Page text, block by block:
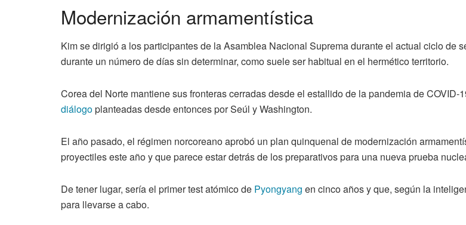
Modernización armamentística
Kim se dirigió a los participantes de la Asamblea Nacional Suprema durante el actual ciclo de
durante un número de días sin determinar, como suele ser habitual en el hermético territorio.
Corea del Norte mantiene sus fronteras cerradas desde el estallido de la pandemia de COVID-
diálogoplanteadas desde entonces por Seúl y Washington.
El año pasado, el régimen norcoreano aprobó un plan quinquenal de modernización
proyectiles este año y que parece estar detrás de los preparativos para una nueva prueba
De tener lugar, sería el primer test atómico de Pyongyang en cinco años y que, según la
para llevarse a cabo.